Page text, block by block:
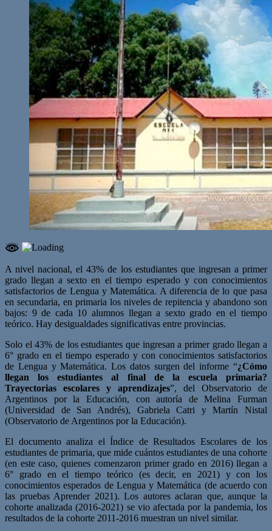
A nivel nacional, el 43% de los estudiantes que ingresan a primer
grado llegan a sexto en el tiempo esperado y con conocimientos
satisfactorios de Lengua y Matemática. A diferencia de lo que pasa
en secundaria, en primaria los niveles de repitencia y abandono son
bajos: 9 de cada 10 alumnos llegan a sexto grado en el tiempo
teórico. Hay desigualdades significativas entre provincias.
Solo el 43% de los estudiantes que ingresan a primer grado llegan a
6° grado en el tiempo esperado y con conocimientos satisfactorios
de Lengua y Matemática. Los datos surgen del informe “¿Cómo
llegan los estudiantes al final de la escuela primaria?
Trayectorias escolares y aprendizajes”, del Observatorio de
Argentinos por la Educación, con autoría de Melina Furman
(Universidad de San Andrés), Gabriela Catri y Martín Nistal
(Observatorio de Argentinos por la Educación).
El documento analiza el Índice de Resultados Escolares de los
estudiantes de primaria, que mide cuántos estudiantes de una cohorte
(en este caso, quienes comenzaron primer grado en 2016) llegan a
6° grado en el tiempo teórico (es decir, en 2021) y con los
conocimientos esperados de Lengua y Matemática (de acuerdo con
las pruebas Aprender 2021). Los autores aclaran que, aunque la
cohorte analizada (2016-2021) se vio afectada por la pandemia, los
resultados de la cohorte 2011-2016 muestran un nivel similar.